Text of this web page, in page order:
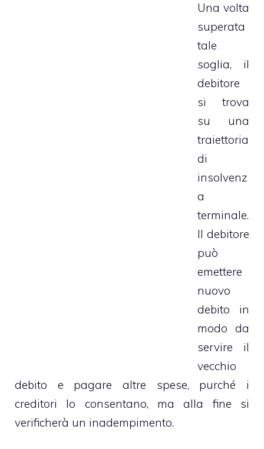
Una volta
superata
tale
soglia, il
debitore
si trova
su una
traiettoria
di
insolvenz
a
terminale.
Il debitore
può
emettere
nuovo
debito in
modo da
servire il
vecchio
debito e pagare altre spese, purché i
creditori lo consentano, ma alla fine si
verificherà un inadempimento.